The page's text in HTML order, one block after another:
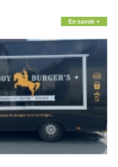
En savoir +